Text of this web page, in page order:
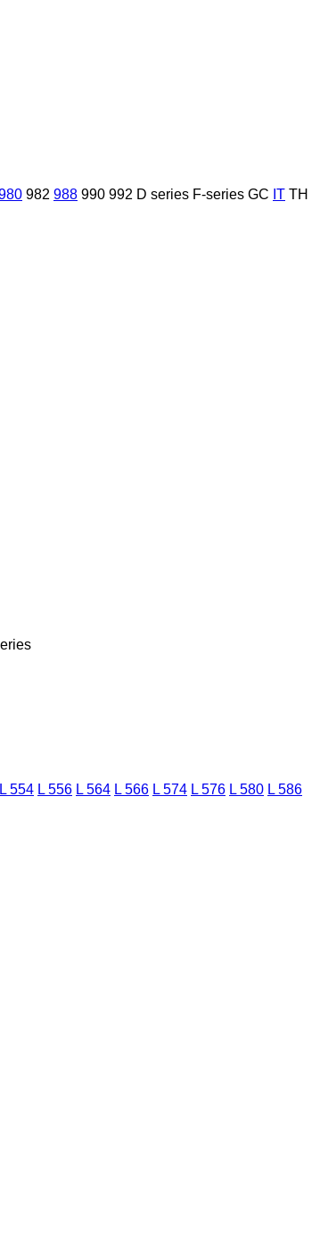
982 988 990 992 D series F-series GC IT TH
L 554 L 556 L 564 L 566 L 574 L 576 L 580 L 586